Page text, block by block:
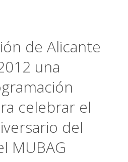
de Alicante
una
celebrar el
del
MUBAG